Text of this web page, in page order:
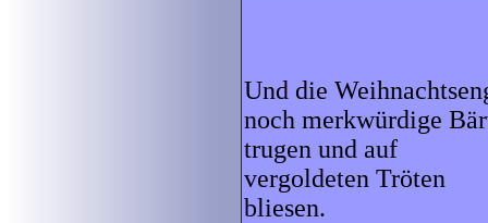
Und die
noch merkwürdige
trugen und auf
vergoldeten Tröten
bliesen.